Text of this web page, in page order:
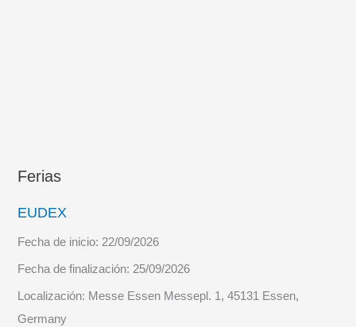
Ferias
EUDEX
Fecha de inicio: 22/09/2026
Fecha de finalización: 25/09/2026
Localización: Messe Essen Messepl. 1, 45131 Essen,
Germany